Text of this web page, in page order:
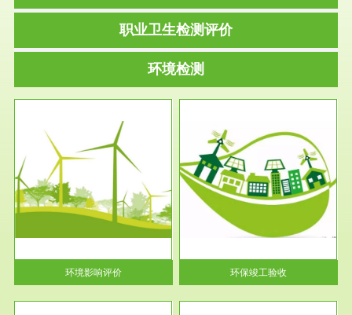
职业卫生检测评价
环境检测
环境影响评价
服务范围
环保竣工验收
根据《建设项目环境保护管理条
例》第十七条 编制环境影响报
告书、...
环保竣工验收